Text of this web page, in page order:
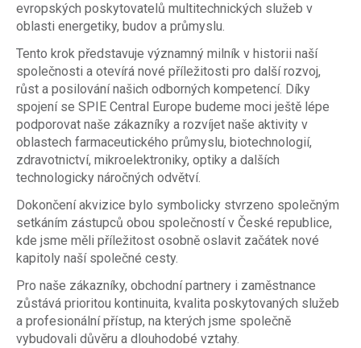
evropských poskytovatelů multitechnických služeb v
oblasti energetiky, budov a průmyslu.
Tento krok představuje významný milník v historii naší
společnosti a otevírá nové příležitosti pro další rozvoj,
růst a posilování našich odborných kompetencí. Díky
spojení se SPIE Central Europe budeme moci ještě lépe
podporovat naše zákazníky a rozvíjet naše aktivity v
oblastech farmaceutického průmyslu, biotechnologií,
zdravotnictví, mikroelektroniky, optiky a dalších
technologicky náročných odvětví.
Dokončení akvizice bylo symbolicky stvrzeno společným
setkáním zástupců obou společností v České republice,
kde jsme měli příležitost osobně oslavit začátek nové
kapitoly naší společné cesty.
Pro naše zákazníky, obchodní partnery i zaměstnance
zůstává prioritou kontinuita, kvalita poskytovaných služeb
a profesionální přístup, na kterých jsme společně
vybudovali důvěru a dlouhodobé vztahy.